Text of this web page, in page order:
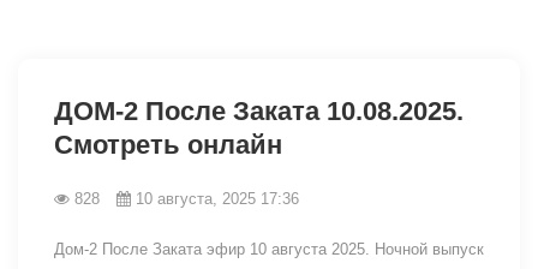
ДОМ-2 После Заката 10.08.2025.
Смотреть онлайн
828 10 августа, 2025 17:36
Дом-2 После Заката эфир 10 августа 2025. Ночной выпуск